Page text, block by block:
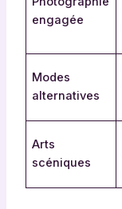
engagée
Modes
alternatives
Arts
scéniques